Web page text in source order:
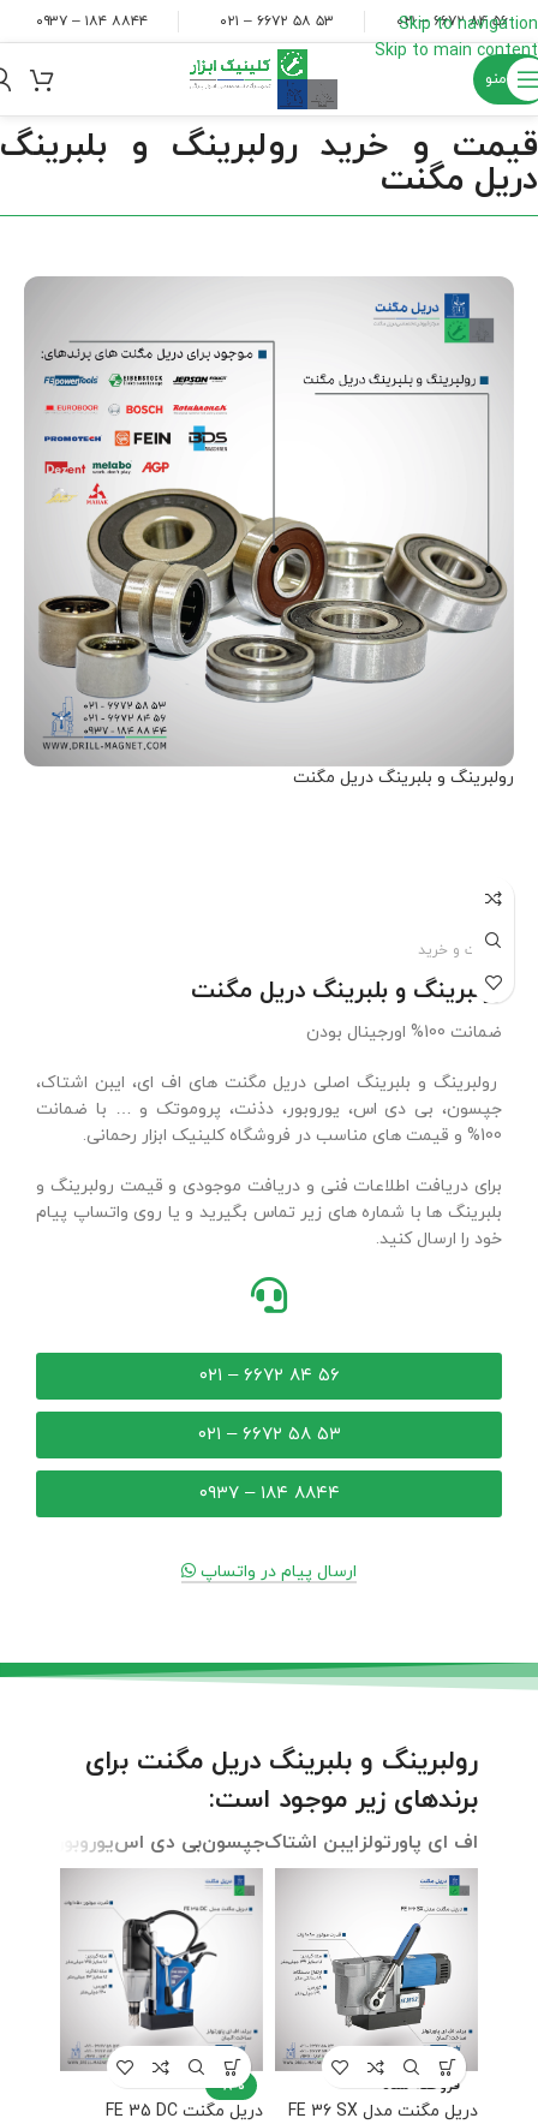
Skip to navigation
Skip to main content
۵۶ ۸۴ ۶۶۷۲ – ۰۲۱ ۵۳ ۵۸ ۶۶۷۲ – ۰۲۱ ۸۸۴۴ ۱۸۴ – ۰۹۳۷
منو
قیمت و خرید رولبرینگ و بلبرینگ
دریل مگنت
رولبرینگ و بلبرینگ دریل مگنت
قیمت و خرید
رولبرینگ و بلبرینگ دریل مگنت
ضمانت 100% اورجینال بودن
رولبرینگ و بلبرینگ اصلی دریل مگنت های اف ای، ایبن اشتاک،
جپسون، بی دی اس، یوروبور، دذنت، پروموتک و … با ضمانت
100% و قیمت های مناسب در فروشگاه کلینیک ابزار رحمانی.
برای دریافت اطلاعات فنی و دریافت موجودی و قیمت رولبرینگ و
بلبرینگ ها با شماره های زیر تماس بگیرید و یا روی واتساپ پیام
خود را ارسال کنید.
۵۶ ۸۴ ۶۶۷۲ – ۰۲۱
۵۳ ۵۸ ۶۶۷۲ – ۰۲۱
۸۸۴۴ ۱۸۴ – ۰۹۳۷
ارسال پیام در واتساپ
رولبرینگ و بلبرینگ دریل مگنت برای
برندهای زیر موجود است:
اف ای پاورتولزایبن اشتاکجپسونبی دی اسیوروبور
فروخته شده
دریل مگنت مدل FE 36 SX
-8%
دریل مگنت FE 35 DC